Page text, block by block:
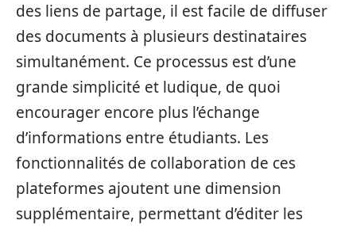
des liens de partage, il est facile de diffuser
des documents à plusieurs destinataires
simultanément. Ce processus est d’une
grande simplicité et ludique, de quoi
encourager encore plus l’échange
d’informations entre étudiants. Les
fonctionnalités de collaboration de ces
plateformes ajoutent une dimension
supplémentaire, permettant d’éditer les